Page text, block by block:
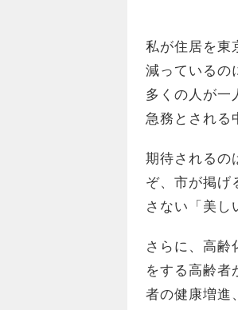
私が住居を東
減っているの
多くの人が一
急務とされる
期待されるの
ぞ、市が掲げ
さない「美し
さらに、高齢
をする高齢者
者の健康増進